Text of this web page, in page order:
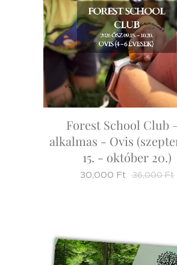
Forest School Club
alkalmas - Ovis
15. - október 20.)
30,000 Ft 36,000Ft